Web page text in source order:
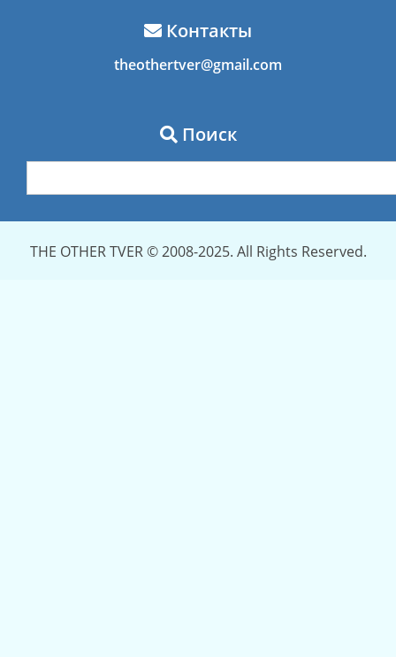
Контакты
theothertver@gmail.com
Поиск
THE OTHER TVER © 2008-2025. All Rights Reserved.